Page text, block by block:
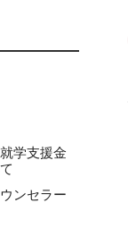
学支援金
ンセラー